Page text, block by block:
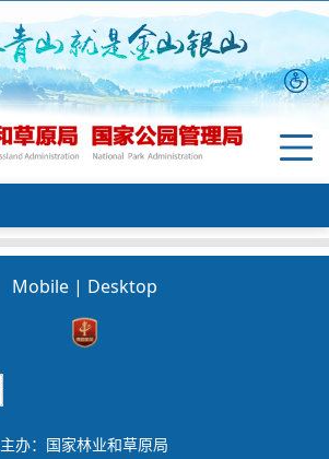
Mobile | Desktop
主办：国家林业和草原局